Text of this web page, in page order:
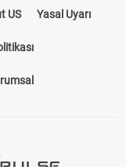
US Yasal Uyarı